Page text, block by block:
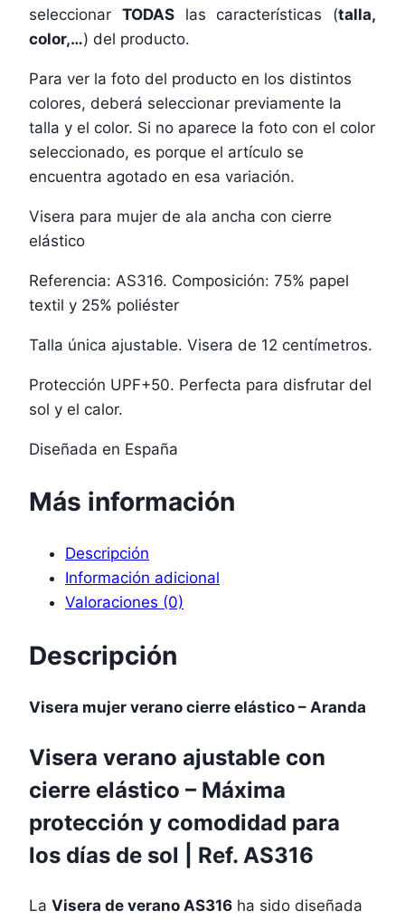
seleccionar TODASlas características (talla,
color,…) del producto.
Para ver la foto del producto en los distintos
colores, deberá seleccionar previamente la
talla y el color. Si no aparece la foto con el color
seleccionado, es porque el artículo se
encuentra agotado en esa variación.
Visera para mujer de ala ancha con cierre
elástico
Referencia: AS316. Composición: 75% papel
textil y 25% poliéster
Talla única ajustable. Visera de 12 centímetros.
Protección UPF+50. Perfecta para disfrutar del
sol y el calor.
Diseñada en España
Más información
Descripción
Información adicional
Valoraciones (0)
Descripción
Visera mujer verano cierre elástico – Aranda
Visera verano ajustable con
cierre elástico – Máxima
protección y comodidad para
los días de sol | Ref. AS316
La Visera de verano AS316 ha sido diseñada